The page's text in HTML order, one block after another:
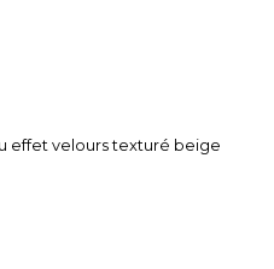
effet velours texturé beige